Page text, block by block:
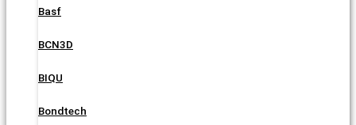
Basf
BCN3D
BIQU
Bondtech